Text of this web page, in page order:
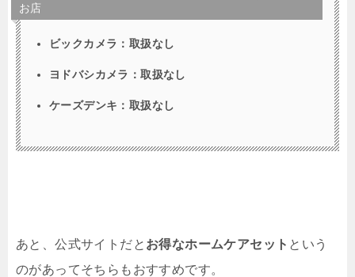
お店
ビックカメラ：取扱なし
ヨドバシカメラ：取扱なし
ケーズデンキ：取扱なし
あと、公式サイトだと お得なホームケアセット という
のがあってそちらもおすすめです。